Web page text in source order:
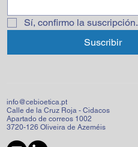
Sí, confirmo la suscripción.
Suscribir
info@cebioetica.pt
Calle de la Cruz Roja - Cidacos
Apartado de correos 1002
3720-126 Oliveira de Azeméis